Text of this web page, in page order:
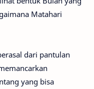
Matahari
dari pantulan
yang bisa